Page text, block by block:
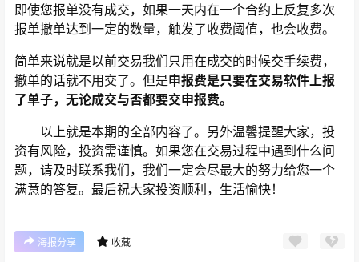
即使您报单没有成交，如果一天内在一个合约上反复多次
报单撤单达到一定的数量，触发了收费阈值，也会收费。
简单来说就是以前交易我们只用在成交的时候交手续费，
撤单的话就不用交了。但是申报费是只要在交易软件上报
了单子，无论成交与否都要交申报费。
以上就是本期的全部内容了。另外温馨提醒大家，投
资有风险，投资需谨慎。如果您在交易过程中遇到什么问
题，请及时联系我们，我们一定会尽最大的努力给您一个
满意的答复。最后祝大家投资顺利，生活愉快！
海报分享 收藏